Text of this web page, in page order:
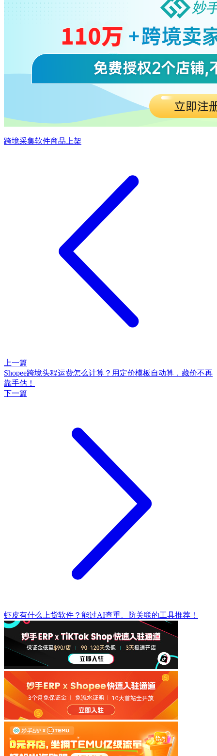
跨境采集软件商品上架
上一篇
Shopee跨境头程运费怎么计算？用定价模板自动算，藏价不再
靠手估！
下一篇
虾皮有什么上货软件？能过AI查重、防关联的工具推荐！